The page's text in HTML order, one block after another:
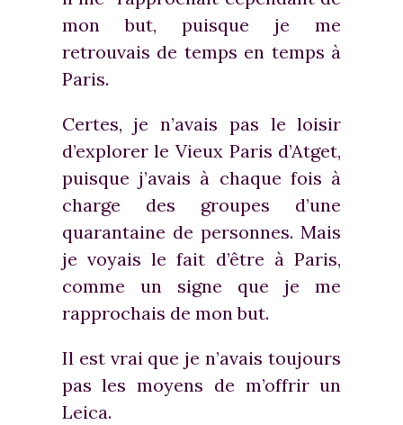
mon but, puisque je me
retrouvais de temps en temps à
Paris.
Certes, je n’avais pas le loisir
d’explorer le Vieux Paris d’Atget,
puisque j’avais à chaque fois à
charge des groupes d’une
quarantaine de personnes. Mais
je voyais le fait d’être à Paris,
comme un signe que je me
rapprochais de mon but.
Il est vrai que je n’avais toujours
pas les moyens de m’offrir un
Leica.